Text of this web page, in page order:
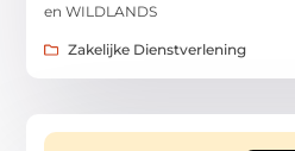
en WILDLANDS
Zakelijke Dienstverlening